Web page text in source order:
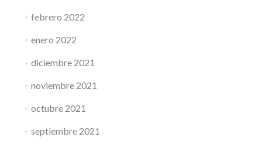
febrero 2022
enero 2022
diciembre 2021
noviembre 2021
octubre 2021
septiembre 2021